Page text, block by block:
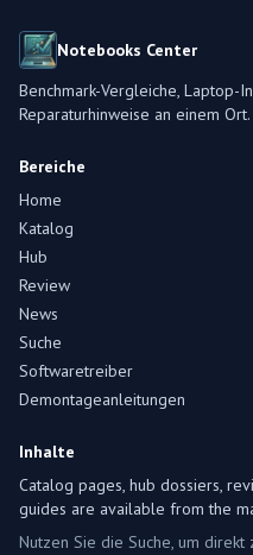
Notebooks Center
Benchmark-Vergleiche, Laptop-
Reparaturhinweise an einem Ort.
Bereiche
Home
Katalog
Hub
Review
News
Suche
Softwaretreiber
Demontageanleitungen
Inhalte
Catalog pages, hub dossiers,
guides are available from the
Nutzen Sie die Suche, um direkt